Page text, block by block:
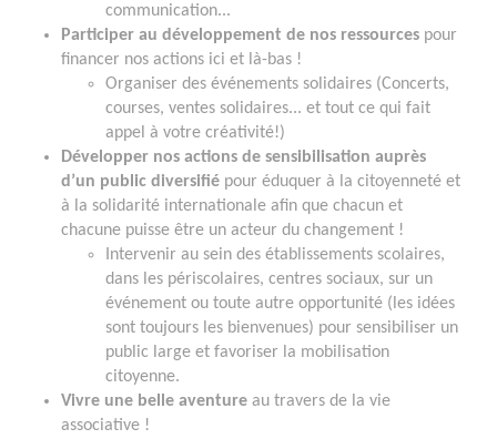
communication...
Participer au développement de nos ressources pour
financer nos actions ici et là-bas !
Organiser des événements solidaires (Concerts,
courses, ventes solidaires... et tout ce qui fait
appel à votre créativité!)
Développer nos actions de sensibilisation auprès
d’un public diversifié pour éduquer à la citoyenneté et
à la solidarité internationale afin que chacun et
chacune puisse être un acteur du changement !
Intervenir au sein des établissements scolaires,
dans les périscolaires, centres sociaux, sur un
événement ou toute autre opportunité (les idées
sont toujours les bienvenues) pour sensibiliser un
public large et favoriser la mobilisation
citoyenne.
Vivre une belle aventure au travers de la vie
associative !